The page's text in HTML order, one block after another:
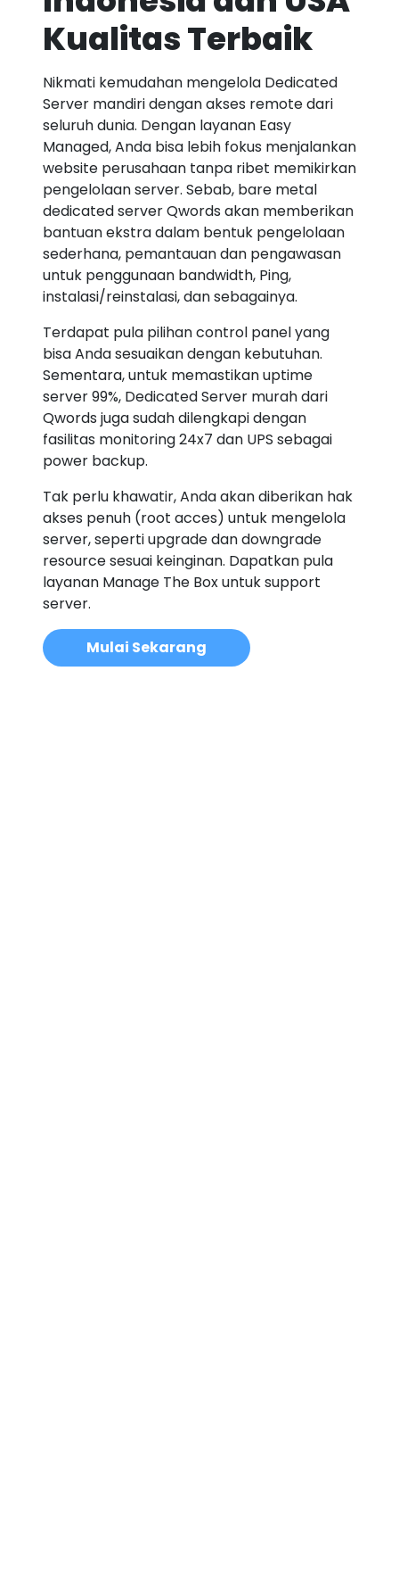
Kualitas Terbaik
Nikmati kemudahan mengelola Dedicated
Server mandiri dengan akses remote dari
seluruh dunia. Dengan layanan Easy
Managed, Anda bisa lebih fokus menjalankan
website perusahaan tanpa ribet memikirkan
pengelolaan server. Sebab, bare metal
dedicated server Qwords akan memberikan
bantuan ekstra dalam bentuk pengelolaan
sederhana, pemantauan dan pengawasan
untuk penggunaan bandwidth, Ping,
instalasi/reinstalasi, dan sebagainya.
Terdapat pula pilihan control panel yang
bisa Anda sesuaikan dengan kebutuhan.
Sementara, untuk memastikan uptime
server 99%, Dedicated Server murah dari
Qwords juga sudah dilengkapi dengan
fasilitas monitoring 24x7 dan UPS sebagai
power backup.
Tak perlu khawatir, Anda akan diberikan hak
akses penuh (root acces) untuk mengelola
server, seperti upgrade dan downgrade
resource sesuai keinginan. Dapatkan pula
layanan Manage The Box untuk support
server.
Mulai Sekarang